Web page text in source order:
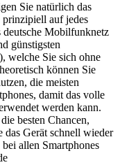
Sie natürlich das
prinzipiell auf jedes
deutsche Mobilfunknetz
günstigsten
), welche Sie sich ohne
können Sie
die meisten
damit das volle
werden kann.
besten Chancen,
das Gerät schnell wieder
allen Smartphones